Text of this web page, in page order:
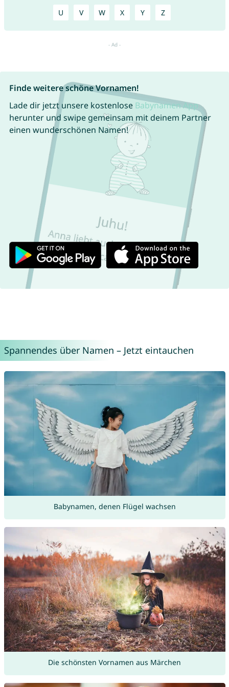
U V W X Y Z
Finde weitere schöne Vornamen!
Lade dir jetzt unsere kostenlose Babynamen App
herunter und swipe gemeinsam mit deinem Partner
einen wunderschönen Namen!
Spannendes über Namen – Jetzt eintauchen
Babynamen, denen Flügel wachsen
Die schönsten Vornamen aus Märchen